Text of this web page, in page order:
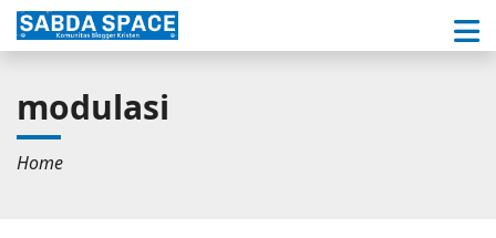
modulasi
Home